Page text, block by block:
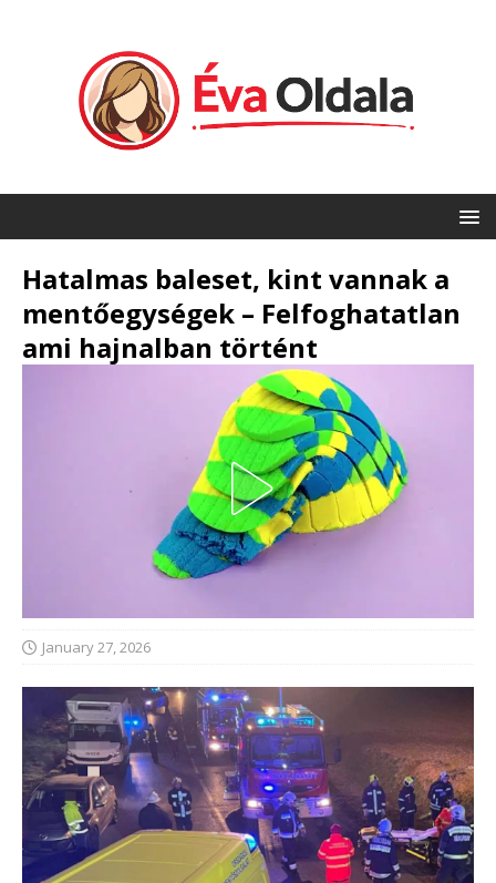
Hatalmas baleset, kint vannak a
mentőegységek – Felfoghatatlan
ami hajnalban történt
January 27, 2026